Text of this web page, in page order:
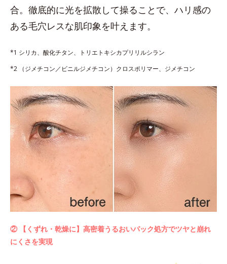
合。徹底的に光を拡散して操ることで、ハリ感の
ある毛穴レスな肌印象を叶えます。
*1 シリカ、酸化チタン、トリエトキシカプリリルシラン
*2 （ジメチコン／ビニルジメチコン）クロスポリマー、ジメチコン
② 【くずれ・乾燥に】高密着うるおいパック処方でツヤと崩れ
にくさを実現